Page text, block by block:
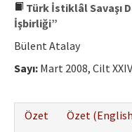
Türk İstiklâl Savaşı
İşbirliği”
Bülent Atalay
Sayı: Mart 2008, Cilt XXIV
Özet
Özet